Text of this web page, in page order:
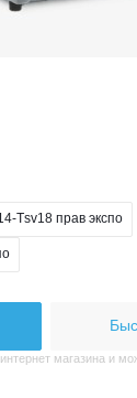
Тsv18 прав экспо
магазина и